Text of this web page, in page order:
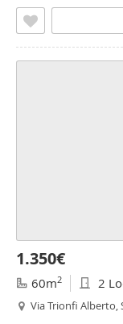
1.350€
60m2 2
Via Trionfi Alberto,